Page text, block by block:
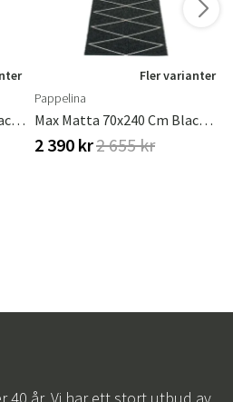
Ilda Matta 180x180 Cm Black / Vanilla
Fler varianter
Pappelina
Max Matta 70x240 Cm Black / Vanilla
2 390 kr2 655 kr